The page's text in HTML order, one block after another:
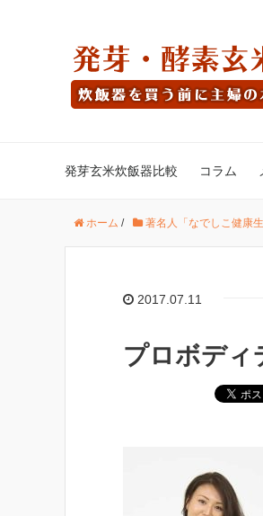
発芽玄米炊飯器比較 コラム
ホーム / 著名人「なでしこ健康
2017.07.11
プロボディ